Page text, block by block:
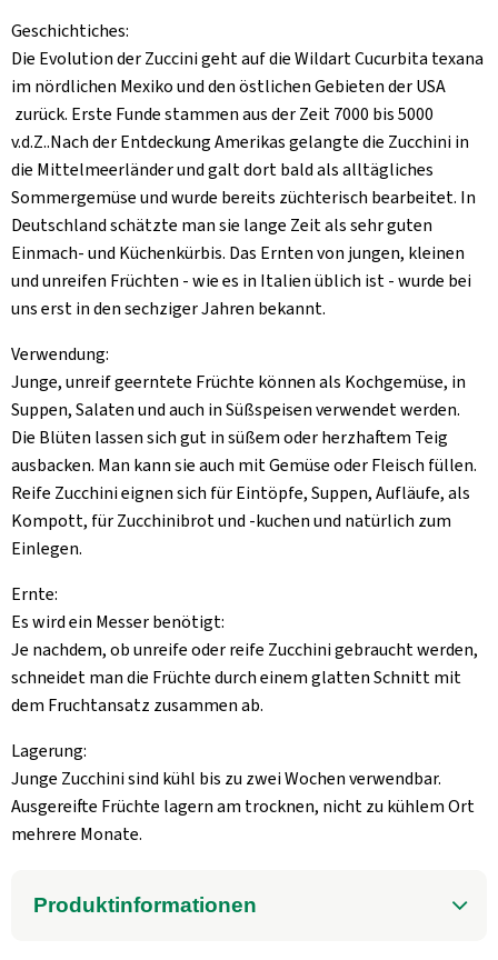
Geschichtiches:
Die Evolution der Zuccini geht auf die Wildart Cucurbita texana
im nördlichen Mexiko und den östlichen Gebieten der USA
zurück. Erste Funde stammen aus der Zeit 7000 bis 5000
v.d.Z..Nach der Entdeckung Amerikas gelangte die Zucchini in
die Mittelmeerländer und galt dort bald als alltägliches
Sommergemüse und wurde bereits züchterisch bearbeitet. In
Deutschland schätzte man sie lange Zeit als sehr guten
Einmach- und Küchenkürbis. Das Ernten von jungen, kleinen
und unreifen Früchten - wie es in Italien üblich ist - wurde bei
uns erst in den sechziger Jahren bekannt.
Verwendung:
Junge, unreif geerntete Früchte können als Kochgemüse, in
Suppen, Salaten und auch in Süßspeisen verwendet werden.
Die Blüten lassen sich gut in süßem oder herzhaftem Teig
ausbacken. Man kann sie auch mit Gemüse oder Fleisch füllen.
Reife Zucchini eignen sich für Eintöpfe, Suppen, Aufläufe, als
Kompott, für Zucchinibrot und -kuchen und natürlich zum
Einlegen.
Ernte:
Es wird ein Messer benötigt:
Je nachdem, ob unreife oder reife Zucchini gebraucht werden,
schneidet man die Früchte durch einem glatten Schnitt mit
dem Fruchtansatz zusammen ab.
Lagerung:
Junge Zucchini sind kühl bis zu zwei Wochen verwendbar.
Ausgereifte Früchte lagern am trocknen, nicht zu kühlem Ort
mehrere Monate.
Produktinformationen